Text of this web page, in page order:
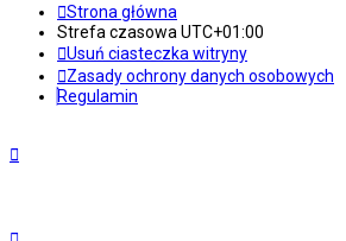
Strona główna
Strefa czasowa UTC+01:00
Usuń ciasteczka witryny
Zasady ochrony danych osobowych
Regulamin